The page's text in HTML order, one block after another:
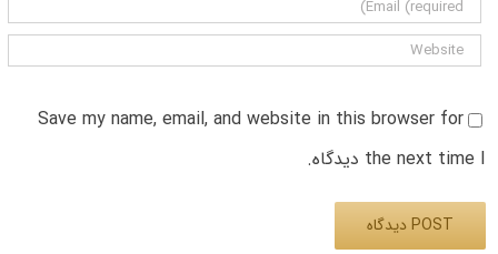
Save my name, email, and website in this browser for
the next time I دیدگاه.